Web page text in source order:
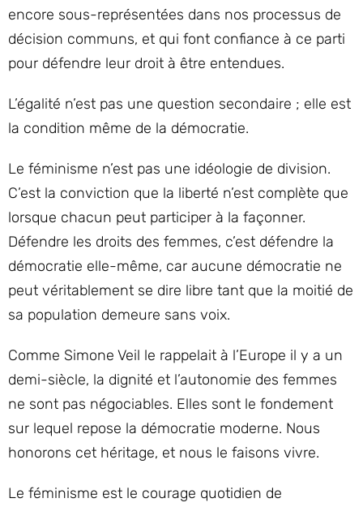
encore sous-représentées dans nos processus de
décision communs, et qui font confiance à ce parti
pour défendre leur droit à être entendues.
L’égalité n’est pas une question secondaire ; elle est
la condition même de la démocratie.
Le féminisme n’est pas une idéologie de division.
C’est la conviction que la liberté n’est complète que
lorsque chacun peut participer à la façonner.
Défendre les droits des femmes, c’est défendre la
démocratie elle-même, car aucune démocratie ne
peut véritablement se dire libre tant que la moitié de
sa population demeure sans voix.
Comme Simone Veil le rappelait à l’Europe il y a un
demi-siècle, la dignité et l’autonomie des femmes
ne sont pas négociables. Elles sont le fondement
sur lequel repose la démocratie moderne. Nous
honorons cet héritage, et nous le faisons vivre.
Le féminisme est le courage quotidien de